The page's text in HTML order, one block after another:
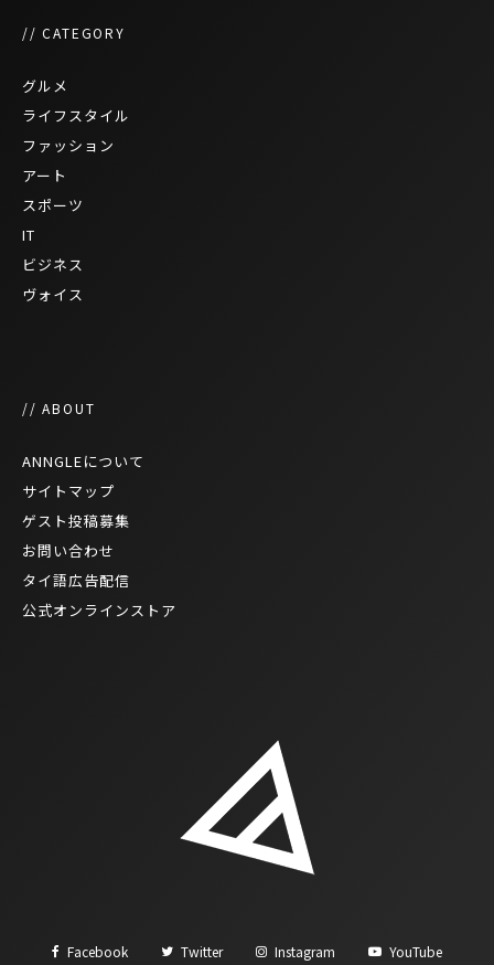
// CATEGORY
グルメ
ライフスタイル
ファッション
アート
スポーツ
IT
ビジネス
ヴォイス
// ABOUT
ANNGLEについて
サイトマップ
ゲスト投稿募集
お問い合わせ
タイ語広告配信
公式オンラインストア
Facebook Twitter Instagram YouTube